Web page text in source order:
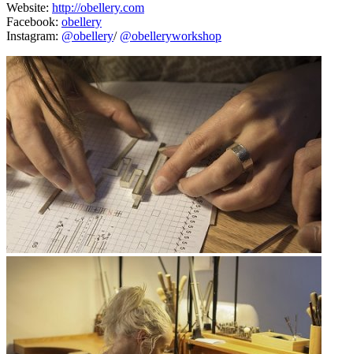
Website: http://obellery.com
Facebook: obellery
Instagram: @obellery/ @obelleryworkshop